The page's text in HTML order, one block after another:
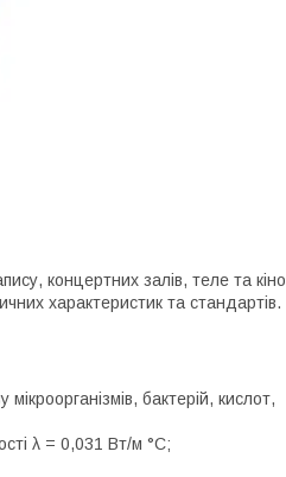
концертних залів, теле та кіно
характеристик та стандартів.
бактерій, кислот,
λ = 0,031 Вт/м °С;